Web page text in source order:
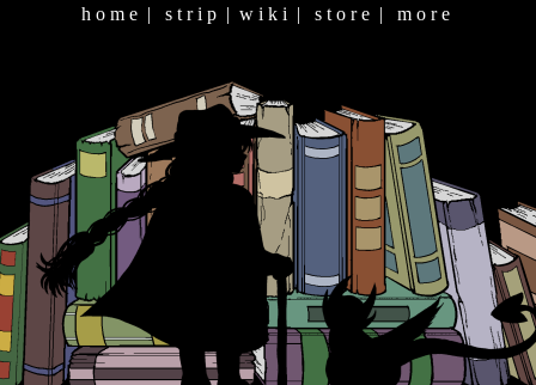
h o m e | s t r i p | w i k i | s t o r e | m o r e